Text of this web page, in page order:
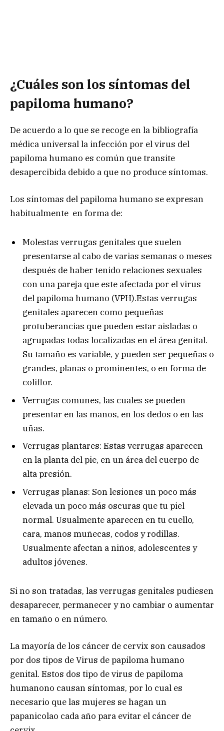
¿Cuáles son los síntomas del
papiloma humano?
De acuerdo a lo que se recoge en la bibliografía
médica universal la infección por el virus del
papiloma humano es común que transite
desapercibida debido a que no produce síntomas.
Los síntomas del papiloma humano se expresan
habitualmente en forma de:
Molestas verrugas genitales que suelen
presentarse al cabo de varias semanas o meses
después de haber tenido relaciones sexuales
con una pareja que este afectada por el virus
del papiloma humano (VPH).Estas verrugas
genitales aparecen como pequeñas
protuberancias que pueden estar aisladas o
agrupadas todas localizadas en el área genital.
Su tamaño es variable, y pueden ser pequeñas o
grandes, planas o prominentes, o en forma de
coliflor.
Verrugas comunes, las cuales se pueden
presentar en las manos, en los dedos o en las
uñas.
Verrugas plantares: Estas verrugas aparecen
en la planta del pie, en un área del cuerpo de
alta presión.
Verrugas planas: Son lesiones un poco más
elevada un poco más oscuras que tu piel
normal. Usualmente aparecen en tu cuello,
cara, manos muñecas, codos y rodillas.
Usualmente afectan a niños, adolescentes y
adultos jóvenes.
Si no son tratadas, las verrugas genitales pudiesen
desaparecer, permanecer y no cambiar o aumentar
en tamaño o en número.
La mayoría de los cáncer de cervix son causados
por dos tipos de Virus de papiloma humano
genital. Estos dos tipo de virus de papiloma
humanono causan síntomas, por lo cual es
necesario que las mujeres se hagan un
papanicolao cada año para evitar el cáncer de